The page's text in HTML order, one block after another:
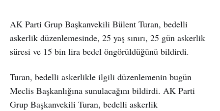
AK Parti Grup Başkanvekili Bülent Turan, bedelli
askerlik düzenlemesinde, 25 yaş sınırı, 25 gün askerlik
süresi ve 15 bin lira bedel öngörüldüğünü bildirdi.
Turan, bedelli askerlikle ilgili düzenlemenin bugün
Meclis Başkanlığına sunulacağını bildirdi. AK Parti
Grup Başkanvekili Turan, bedelli askerlik